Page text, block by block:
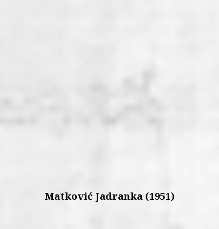
Matković Jadranka (1951)